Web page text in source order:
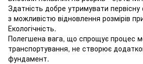
Здатність добре утримувати
з можливістю відновлення розмірів
Екологічність.
Полегшена вага, що спрощує процес
транспортування, не створює
фундамент.